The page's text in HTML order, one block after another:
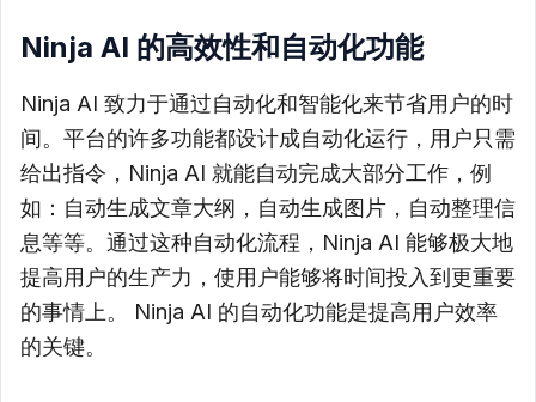
Ninja AI 的高效性和自动化功能
Ninja AI 致力于通过自动化和智能化来节省用户的时
间。平台的许多功能都设计成自动化运行，用户只需
给出指令，Ninja AI 就能自动完成大部分工作，例
如：自动生成文章大纲，自动生成图片，自动整理信
息等等。通过这种自动化流程，Ninja AI 能够极大地
提高用户的生产力，使用户能够将时间投入到更重要
的事情上。 Ninja AI 的自动化功能是提高用户效率
的关键。